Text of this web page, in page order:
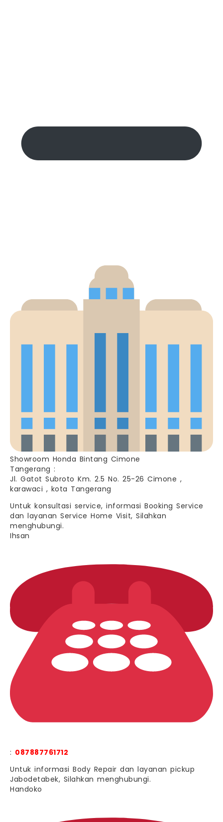
Showroom Honda Bintang Cimone
Tangerang :
Jl. Gatot Subroto Km. 2.5 No. 25-26 Cimone ,
karawaci , kota Tangerang
Untuk konsultasi service, informasi Booking Service
dan layanan Service Home Visit, Silahkan
menghubungi.
Ihsan
: 087887761712
Untuk informasi Body Repair dan layanan pickup
Jabodetabek, Silahkan menghubungi.
Handoko